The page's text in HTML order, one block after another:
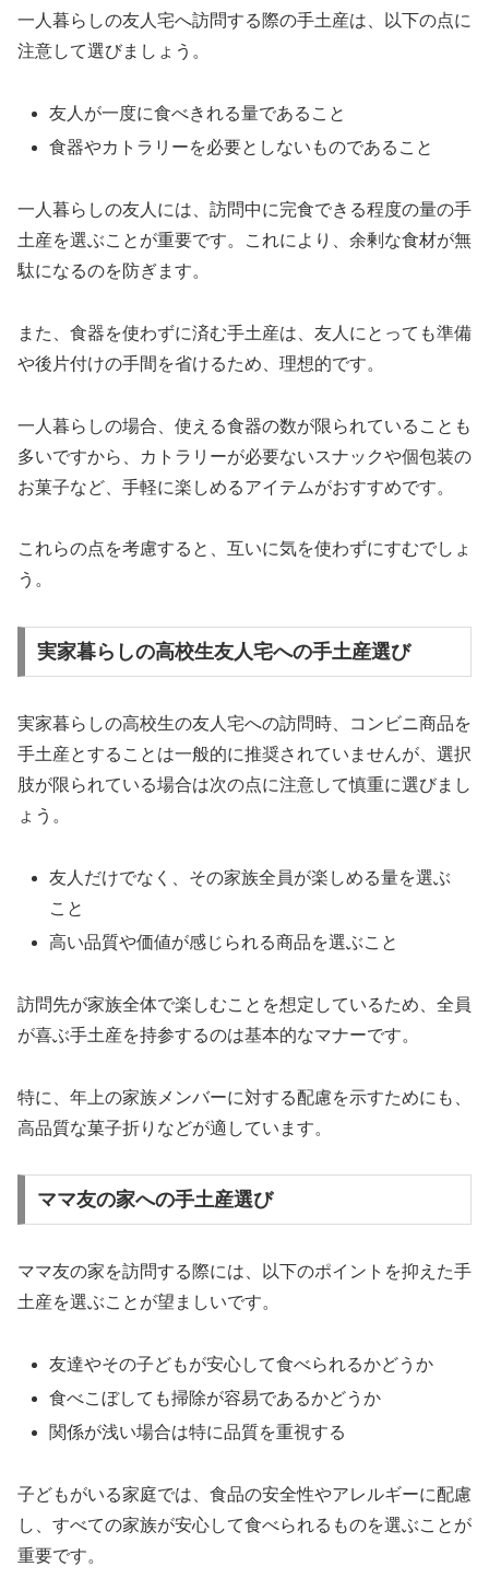
一人暮らしの友人宅へ訪問する際の手土産は、以下の点に
注意して選びましょう。
友人が一度に食べきれる量であること
食器やカトラリーを必要としないものであること
一人暮らしの友人には、訪問中に完食できる程度の量の手
土産を選ぶことが重要です。これにより、余剰な食材が無
駄になるのを防ぎます。
また、食器を使わずに済む手土産は、友人にとっても準備
や後片付けの手間を省けるため、理想的です。
一人暮らしの場合、使える食器の数が限られていることも
多いですから、カトラリーが必要ないスナックや個包装の
お菓子など、手軽に楽しめるアイテムがおすすめです。
これらの点を考慮すると、互いに気を使わずにすむでしょ
う。
実家暮らしの高校生友人宅への手土産選び
実家暮らしの高校生の友人宅への訪問時、コンビニ商品を
手土産とすることは一般的に推奨されていませんが、選択
肢が限られている場合は次の点に注意して慎重に選びまし
ょう。
友人だけでなく、その家族全員が楽しめる量を選ぶ
こと
高い品質や価値が感じられる商品を選ぶこと
訪問先が家族全体で楽しむことを想定しているため、全員
が喜ぶ手土産を持参するのは基本的なマナーです。
特に、年上の家族メンバーに対する配慮を示すためにも、
高品質な菓子折りなどが適しています。
ママ友の家への手土産選び
ママ友の家を訪問する際には、以下のポイントを抑えた手
土産を選ぶことが望ましいです。
友達やその子どもが安心して食べられるかどうか
食べこぼしても掃除が容易であるかどうか
関係が浅い場合は特に品質を重視する
子どもがいる家庭では、食品の安全性やアレルギーに配慮
し、すべての家族が安心して食べられるものを選ぶことが
重要です。